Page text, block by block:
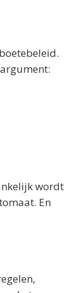
wordt
En